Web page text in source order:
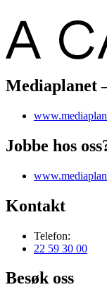
Mediaplanet
Jobbe hos
Kontakt
Telefon:
22 59 30 00
Besøk oss